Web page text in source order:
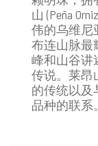
山 (Peña
伟的乌维尼
布连山脉最
峰和山谷讲
传说。莱昂
的传统以及
品种的联系。